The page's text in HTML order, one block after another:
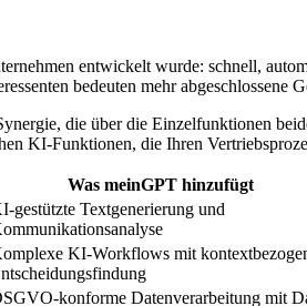
entwickelt wurde: schnell,
bedeuten mehr abgeschlossene
die über die Einzelfunktionen
KI-Funktionen, die Ihren
Was meinGPT hinzufügt
gestützte Textgenerierung und
KI-Workflows mit
konforme Datenverarbeitung mit